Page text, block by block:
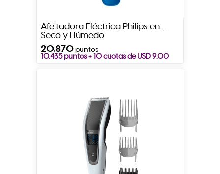
Afeitadora Eléctrica Philips en
Seco y Húmedo
20.870puntos
10.435 puntos + 10 cuotas de USD 9.00